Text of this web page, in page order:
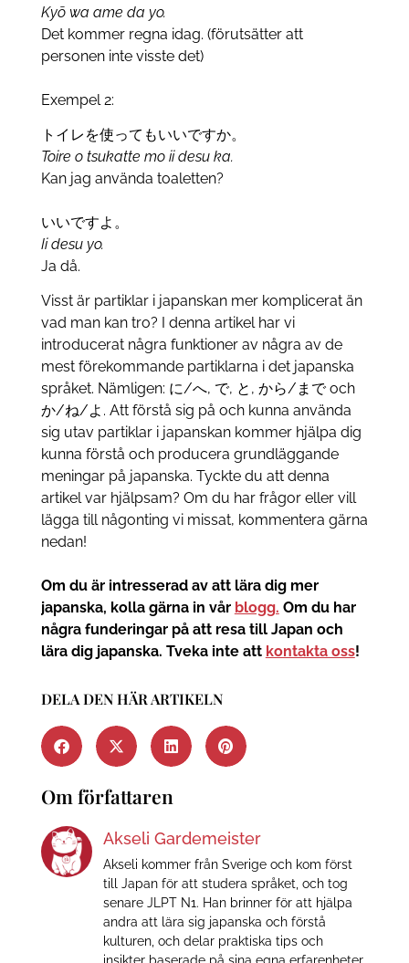
Kyō wa ame da yo.
Det kommer regna idag. (förutsätter att
personen inte visste det)
Exempel 2:
トイレを使ってもいいですか。
Toire o tsukatte mo ii desu ka.
Kan jag använda toaletten?
いいですよ。
Ii desu yo.
Ja då.
Visst är partiklar i japanskan mer komplicerat än
vad man kan tro? I denna artikel har vi
introducerat några funktioner av några av de
mest förekommande partiklarna i det japanska
språket. Nämligen: に/へ, で, と, から/まで och
か/ね/よ. Att förstå sig på och kunna använda
sig utav partiklar i japanskan kommer hjälpa dig
kunna förstå och producera grundläggande
meningar på japanska. Tyckte du att denna
artikel var hjälpsam? Om du har frågor eller vill
lägga till någonting vi missat, kommentera gärna
nedan!
Om du är intresserad av att lära dig mer
japanska, kolla gärna in vår blogg. Om du har
några funderingar på att resa till Japan och
lära dig japanska. Tveka inte att kontakta oss!
DELA DEN HÄR ARTIKELN
Om författaren
Akseli Gardemeister
Akseli kommer från Sverige och kom först
till Japan för att studera språket, och tog
senare JLPT N1. Han brinner för att hjälpa
andra att lära sig japanska och förstå
kulturen, och delar praktiska tips och